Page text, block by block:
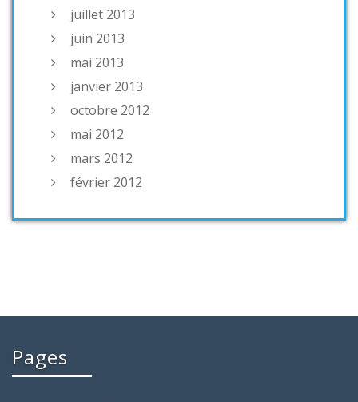
juillet 2013
juin 2013
mai 2013
janvier 2013
octobre 2012
mai 2012
mars 2012
février 2012
Pages